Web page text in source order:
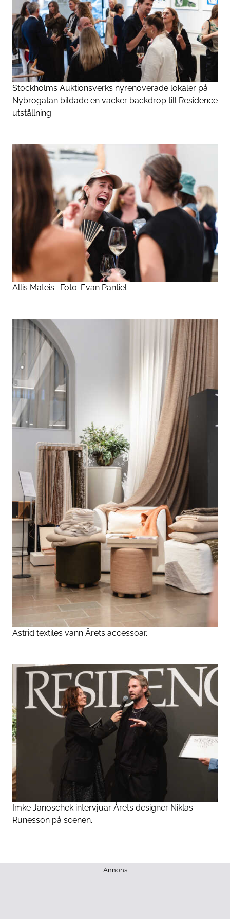
Stockholms Auktionsverks nyrenoverade lokaler på
Nybrogatan bildade en vacker backdrop till Residence
utställning.
Allis Mateis. Foto: Evan Pantiel
Astrid textiles vann Årets accessoar.
Imke Janoschek intervjuar Årets designer Niklas
Runesson på scenen.
Annons